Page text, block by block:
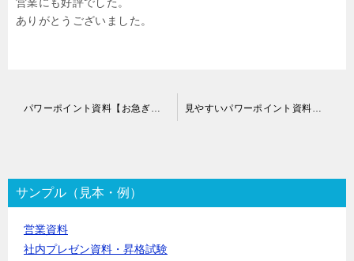
ありがとうございました。
ゲ
ー
シ
サンプル（見本・例）
営業資料
社内プレゼン資料・昇格試験